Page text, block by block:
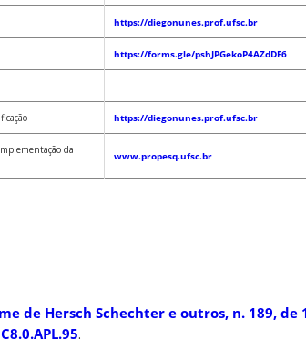
https://diegonunes.prof.ufsc.br
https://forms.gle/pshJPGekoP4AZdDF6
https://diegonunes.prof.ufsc.br
da
www.propesq.ufsc.br
de Hersch Schechter e outros, n. 189, de
.